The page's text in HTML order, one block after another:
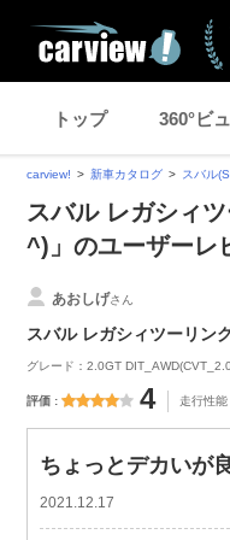
トップ 360°ビ
carview! 新車カタログ スバル
スバル レガシィ
^)」のユーザーレ
あおしげさん
スバル レガシィツーリン
グレード：2.0GT
評価 4 走行性能
ちょっとデカいが
2021.12.17